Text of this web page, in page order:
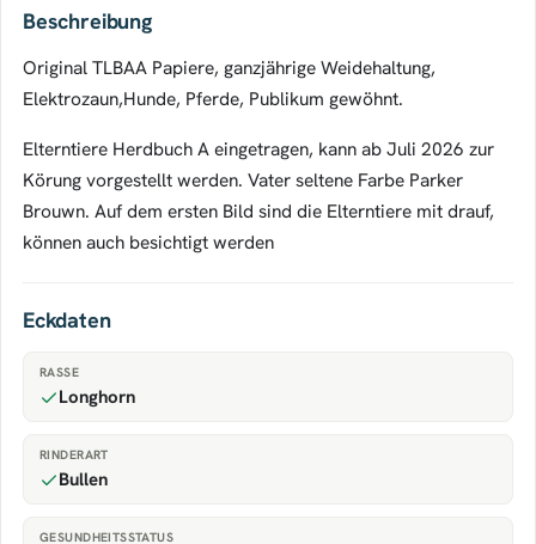
Beschreibung
Original TLBAA Papiere, ganzjährige Weidehaltung,
Elektrozaun,Hunde, Pferde, Publikum gewöhnt.
Elterntiere Herdbuch A eingetragen, kann ab Juli 2026 zur
Körung vorgestellt werden. Vater seltene Farbe Parker
Brouwn. Auf dem ersten Bild sind die Elterntiere mit drauf,
können auch besichtigt werden
Eckdaten
RASSE
Longhorn
RINDERART
Bullen
GESUNDHEITSSTATUS